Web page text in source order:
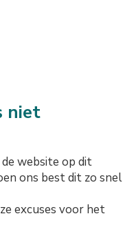
niet
website op dit
ons best dit zo snel
excuses voor het